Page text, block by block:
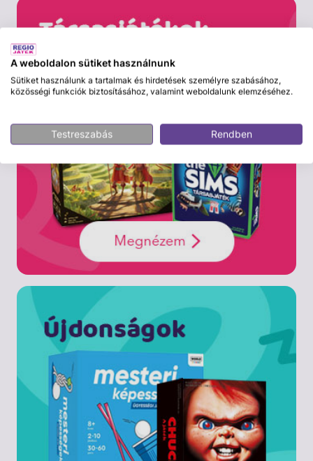
A weboldalon sütiket használnunk
Sütiket használunk a tartalmak és hirdetések személyre szabásához,
közösségi funkciók biztosításához, valamint weboldalunk elemzéséhez.
Testreszabás Rendben